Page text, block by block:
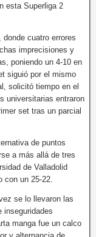
esta Superliga 2
cuatro errores
imprecisiones y
poniendo un 4-10 en
siguió por el mismo
solicitó tiempo en el
universitarias entraron
set tras un parcial
de puntos
a más allá de tres
de Valladolid
con un 25-22.
se lo llevaron las
inseguridades
manga fue un calco